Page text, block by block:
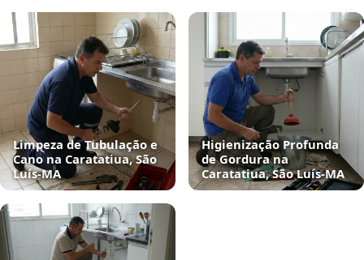
Limpeza de Tubulação e
Cano na Caratatiua, São
Luís‑MA
Higienização Profunda
de Gordura na
Caratatiua, São Luís‑MA